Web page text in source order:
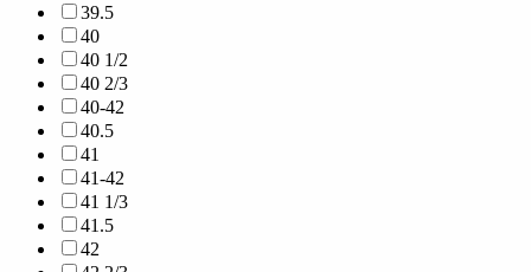
39.5
40
40 1/2
40 2/3
40-42
40.5
41
41-42
41 1/3
41.5
42